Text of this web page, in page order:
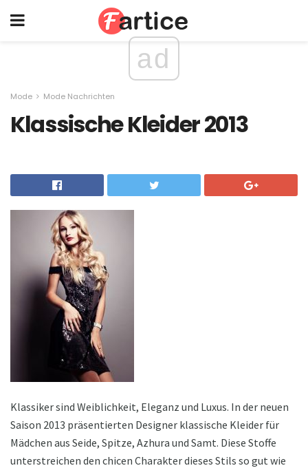
ad
Mode Mode Nachrichten
Klassische Kleider 2013
Klassiker sind Weiblichkeit, Eleganz und Luxus. In der neuen
Saison 2013 präsentierten Designer klassische Kleider für
Mädchen aus Seide, Spitze, Azhura und Samt. Diese Stoffe
unterstreichen den chicen Charakter dieses Stils so gut wie